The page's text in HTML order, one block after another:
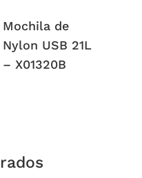
Mochila de
Nylon USB 21L
– X01320B